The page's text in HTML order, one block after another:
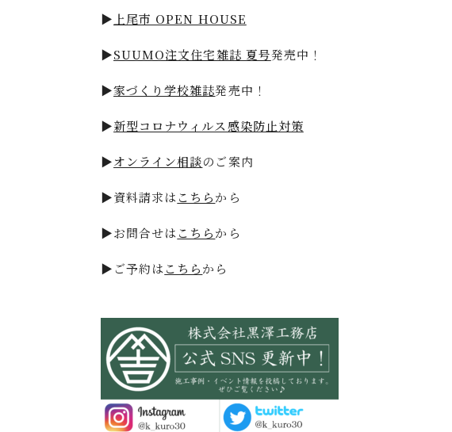
▶ 上尾市 OPEN HOUSE
▶SUUMO注文住宅雑誌 夏号発売中！
▶家づくり学校雑誌発売中！
▶新型コロナウィルス感染防止対策
▶オンライン相談のご案内
▶資料請求はこちらから
▶お問合せはこちらから
▶ご予約はこちらから